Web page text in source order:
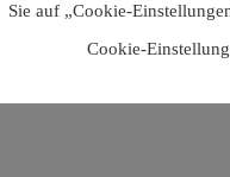
Sie auf „Cookie-
Cookie-